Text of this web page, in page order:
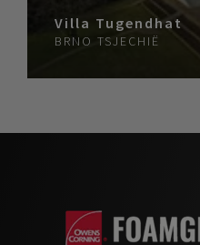
Villa Tugendhat
BRNO TSJECHIË